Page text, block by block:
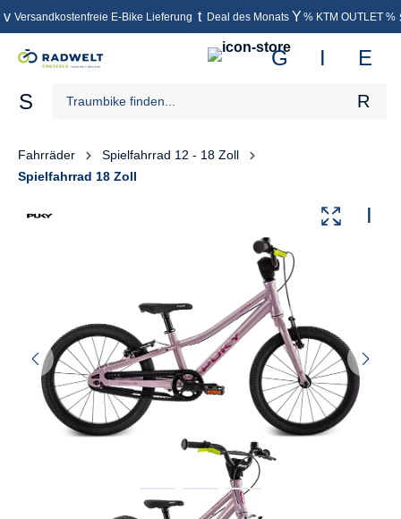
springen
Versandkostenfreie E-Bike Lieferung Deal des Monats % KTM OUTLET %
Fahrräder
Spielfahrrad 12 - 18 Zoll
Spielfahrrad 18 Zoll